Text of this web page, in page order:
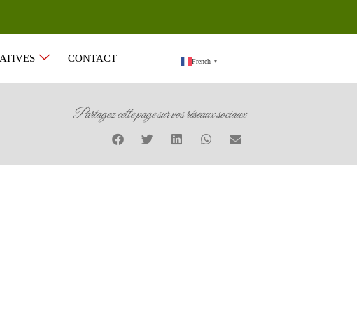
CONTACT French ▼
Partagez cette page sur vos réseaux sociaux